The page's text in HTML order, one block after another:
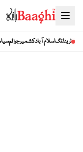
ٹرینڈنگاسلام آبادکشمیرجرائم